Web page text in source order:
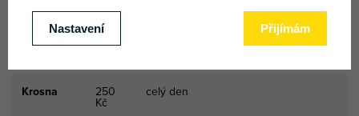
Trekové
150
Krosna
250
Kč
celý den